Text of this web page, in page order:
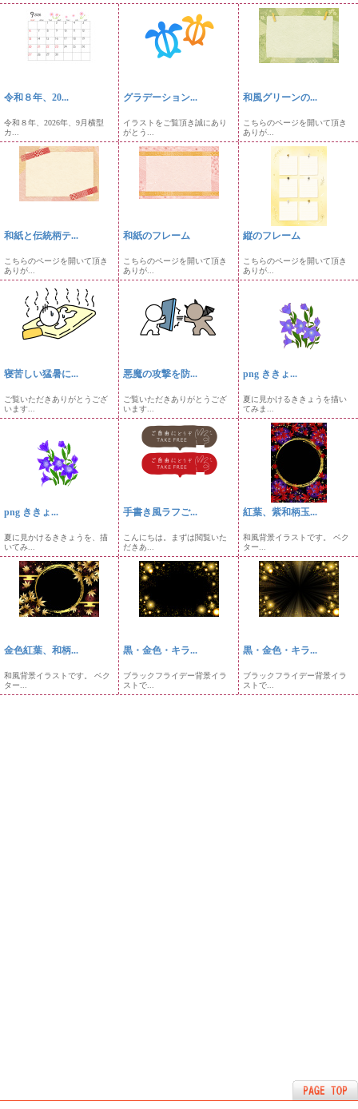
令和８年、20...
令和８年、2026年、9月横型
カ...
グラデーション...
イラストをご覧頂き誠にあり
がとう...
和風グリーンの...
こちらのページを開いて頂き
ありが...
和紙と伝統柄テ...
こちらのページを開いて頂き
ありが...
和紙のフレーム
こちらのページを開いて頂き
ありが...
縦のフレーム
こちらのページを開いて頂き
ありが...
寝苦しい猛暑に...
ご覧いただきありがとうござ
います...
悪魔の攻撃を防...
ご覧いただきありがとうござ
います...
png ききょ...
夏に見かけるききょうを描い
てみま...
png ききょ...
夏に見かけるききょうを、描
いてみ...
手書き風ラフご...
こんにちは。まずは閲覧いた
だきあ...
紅葉、紫和柄玉...
和風背景イラストです。 ベク
ター...
金色紅葉、和柄...
和風背景イラストです。 ベク
ター...
黒・金色・キラ...
ブラックフライデー背景イラ
ストで...
黒・金色・キラ...
ブラックフライデー背景イラ
ストで...